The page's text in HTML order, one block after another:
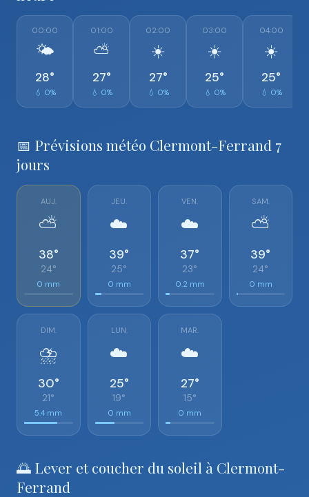
00:00
🌤️
28°
💧 0%
01:00
⛅
27°
💧 0%
02:00
☀️
27°
💧 0%
03:00
☀️
25°
💧 0%
04:00
☀️
25°
💧 0%
📅 Prévisions météo Clermont-Ferrand 7
jours
AUJ.
⛅
38°
24°
0 mm
JEU.
☁️
39°
25°
0 mm
VEN.
☁️
37°
23°
0.2 mm
SAM.
⛅
39°
24°
0 mm
DIM.
⛈️
30°
21°
5.4 mm
LUN.
☁️
25°
19°
0 mm
MAR.
☁️
27°
15°
0 mm
🌅 Lever et coucher du soleil à Clermont-
Ferrand